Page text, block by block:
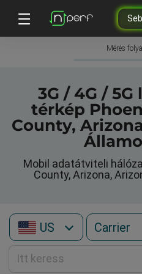
Mérés
3G / 4G /
térkép
County,
Mobil adatátviteli
County, Arizona,
US